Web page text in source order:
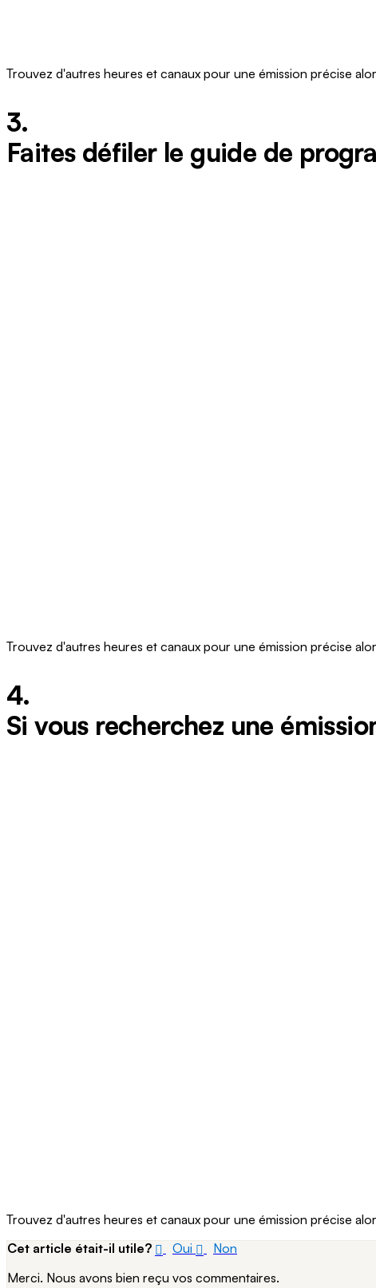
Trouvez d'autres heures et canaux pour une émission précise
3.
Faites défiler le guide de
Trouvez d'autres heures et canaux pour une émission précise
4.
Si vous recherchez une
Trouvez d'autres heures et canaux pour une émission précise
Cet article était-il utile?
Oui
Non
Merci. Nous avons bien reçu vos commentaires.